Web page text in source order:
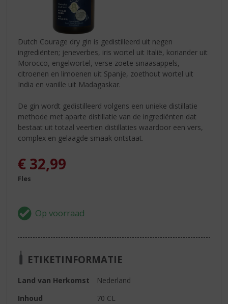
Dutch Courage dry gin is gedistilleerd uit negen
ingrediënten; jeneverbes, iris wortel uit Italië, koriander uit
Morocco, engelwortel, verse zoete sinaasappels,
citroenen en limoenen uit Spanje, zoethout wortel uit
India en vanille uit Madagaskar.
De gin wordt gedistilleerd volgens een unieke distillatie
methode met aparte distillatie van de ingrediënten dat
bestaat uit totaal veertien distillaties waardoor een vers,
complex en gelaagde smaak ontstaat.
€ 32,99
Fles
ETIKETINFORMATIE
Land van Herkomst
Nederland
Inhoud
70 CL